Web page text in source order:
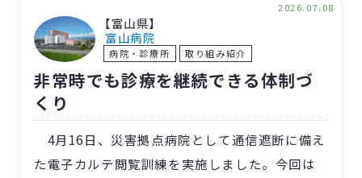
【富山県】
富山病院
病院・診療所 取り組み紹介
2026.07.08
非常時でも診療を継続できる体制づ
くり
4月16日、災害拠点病院として通信遮断に備え
た電子カルテ閲覧訓練を実施しました。今回は